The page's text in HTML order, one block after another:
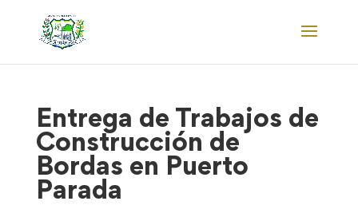
Entrega de Trabajos de
Construcción de
Bordas en Puerto
Parada